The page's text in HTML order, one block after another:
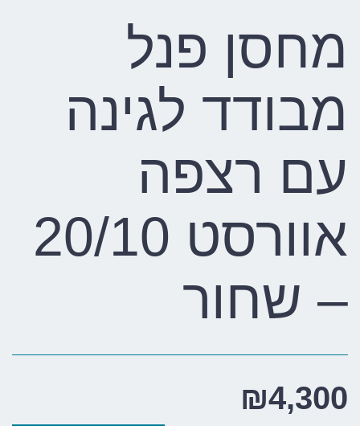
מחסן פנל
מבודד לגינה
עם רצפה
אוורסט 20/10
– שחור
₪4,300